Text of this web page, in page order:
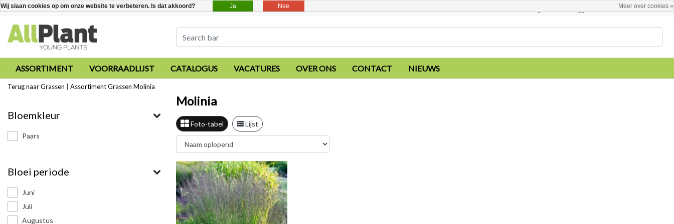
Nederlands
ASSORTIMENT VOORRAADLIJST CATALOGUS VACATURES OVER ONS CONTACT NIEUWS
Terug naar Grassen AssortimentGrassen Molinia
Bloemkleur
Paars
Bloei periode
Juni
Juli
Augustus
Molinia
Foto-tabel Lijst
Wij slaan cookies op om onze website te verbeteren. Is dat akkoord? Ja Nee Meer over cookies »